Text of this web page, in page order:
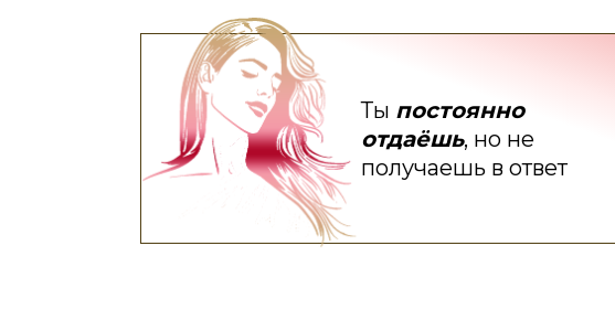
Ты постоянно
отдаёшь, но не
получаешь в ответ